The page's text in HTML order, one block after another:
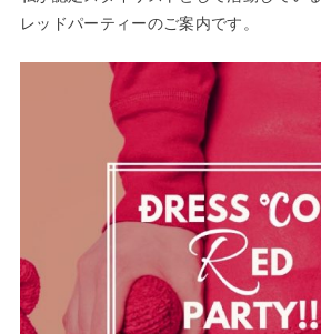
レッドパーティーのご案内です。